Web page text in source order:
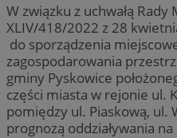
W związku z uchwałą
XLIV/418/2022 z 28
do sporządzenia
zagospodarowania
gminy Pyskowice
części miasta w rejonie ul.
pomiędzy ul. Piaskową, ul.
prognozą oddziaływania